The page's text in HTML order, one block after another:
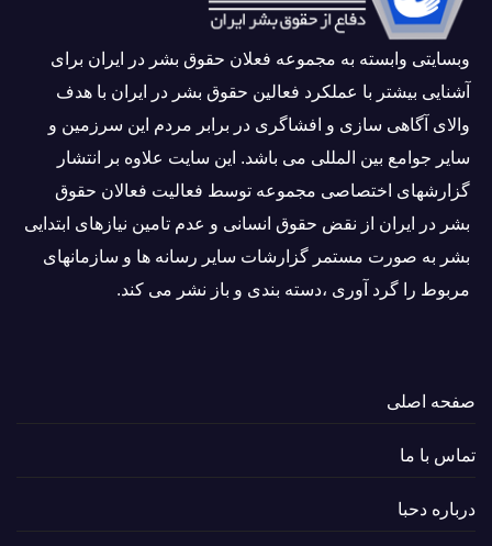
وبسايتى وابسته به مجموعه فعلان حقوق بشر در ایران برای
آشنایی بيشتر با عملکرد فعالین حقوق بشر در ایران با هدف
والاى آگاهى سازی و افشاگرى در برابر مردم این سرزمین و
ساير جوامع بین المللى می باشد. این سایت علاوه بر انتشار
گزارشهای اختصاصی مجموعه توسط فعاليت فعالان حقوق
بشر در ایران از نقض حقوق انسانی و عدم تامین نیازهای ابتدایی
بشر به صورت مستمر گزارشات سایر رسانه ها و سازمانهای
مربوط را گرد آوری ،دسته بندی و باز نشر می كند.
صفحه اصلی
تماس با ما
درباره دحبا